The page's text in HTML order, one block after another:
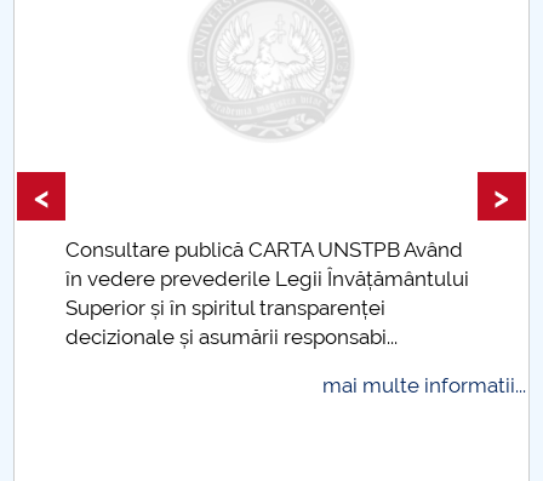
Protecția datelor personale
UNIVERSITATE pentru comunitate
IOSUD/CSUD-Doctorate
Evenimente CUP
Accesibilitate pentru studenții cu dizabilități
Consultare publică CARTA UNSTPB Având
în vedere prevederile Legii Învățământului
Superior și în spiritul transparenței
decizionale și asumării responsabi...
mai multe informatii...
< >